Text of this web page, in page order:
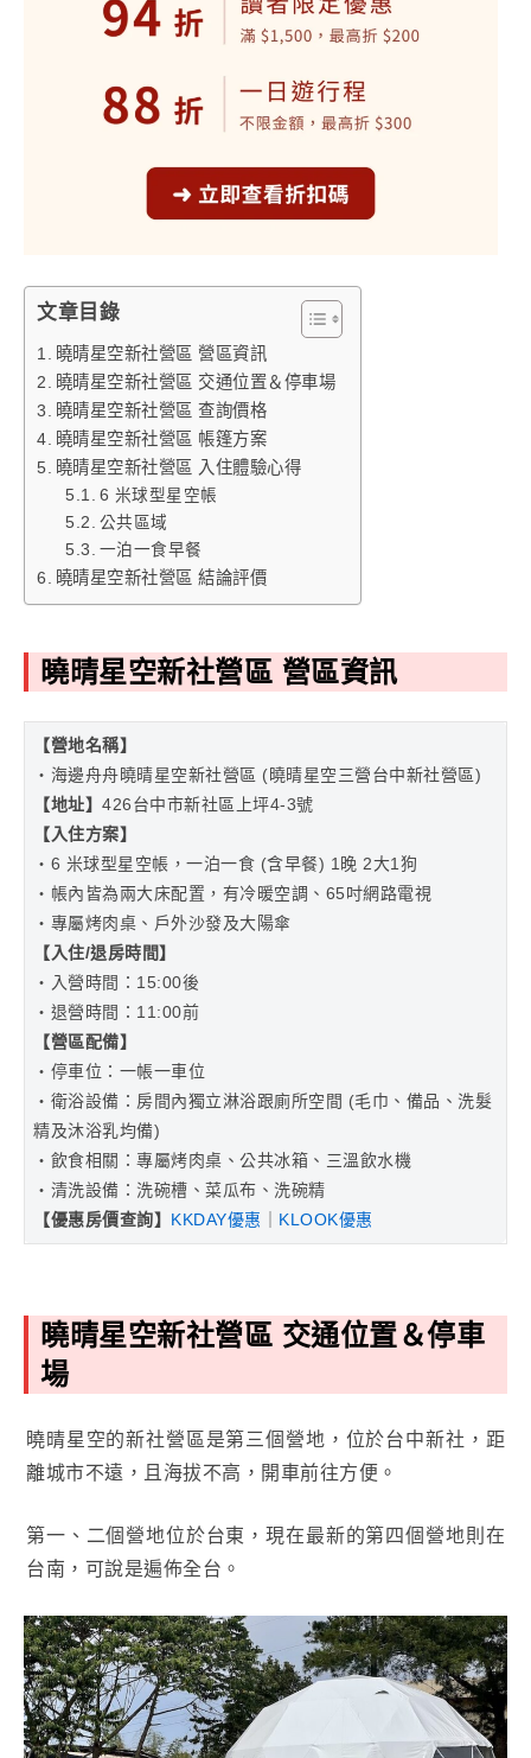
文章目錄
曉晴星空新社營區 營區資訊
曉晴星空新社營區 交通位置＆停車場
曉晴星空新社營區 查詢價格
曉晴星空新社營區 帳篷方案
曉晴星空新社營區 入住體驗心得
6 米球型星空帳
公共區域
一泊一食早餐
曉晴星空新社營區 結論評價
曉晴星空新社營區 營區資訊
【營地名稱】
・海邊舟舟曉晴星空新社營區 (曉晴星空三營台中新社營區)
【地址】 426台中市新社區上坪4-3號
【入住方案】
・6 米球型星空帳，一泊一食 (含早餐) 1晚 2大1狗
・帳內皆為兩大床配置，有冷暖空調、65吋網路電視
・專屬烤肉桌、戶外沙發及大陽傘
【入住/退房時間】
・入營時間：15:00後
・退營時間：11:00前
【營區配備】
・停車位：一帳一車位
・衛浴設備：房間內獨立淋浴跟廁所空間 (毛巾、備品、洗髮
精及沐浴乳均備)
・飲食相關：專屬烤肉桌、公共冰箱、三溫飲水機
・清洗設備：洗碗槽、菜瓜布、洗碗精
【優惠房價查詢】 KKDAY優惠 KLOOK優惠
曉晴星空新社營區 交通位置＆停車
場
曉晴星空的新社營區是第三個營地，位於台中新社，距
離城市不遠，且海拔不高，開車前往方便。
第一、二個營地位於台東，現在最新的第四個營地則在
台南，可說是遍佈全台。